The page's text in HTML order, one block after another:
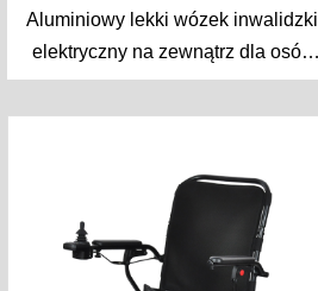
Aluminiowy lekki wózek inwalidzki
elektryczny na zewnątrz dla osób
starszych